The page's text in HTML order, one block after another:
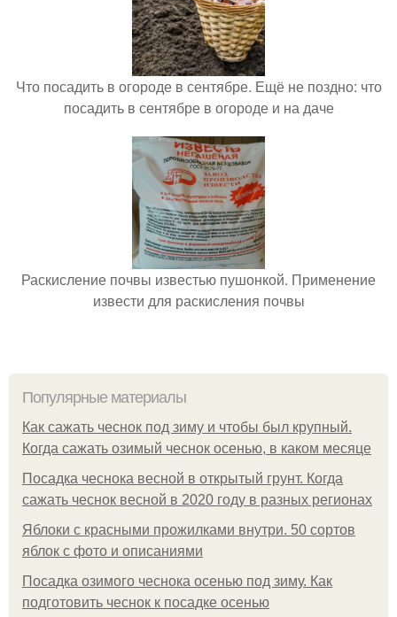
Что посадить в огороде в сентябре. Ещё не поздно: что
посадить в сентябре в огороде и на даче
Раскисление почвы известью пушонкой. Применение
извести для раскисления почвы
Популярные материалы
Как сажать чеснок под зиму и чтобы был крупный.
Когда сажать озимый чеснок осенью, в каком месяце
Посадка чеснока весной в открытый грунт. Когда
сажать чеснок весной в 2020 году в разных регионах
Яблоки с красными прожилками внутри. 50 сортов
яблок с фото и описаниями
Посадка озимого чеснока осенью под зиму. Как
подготовить чеснок к посадке осенью